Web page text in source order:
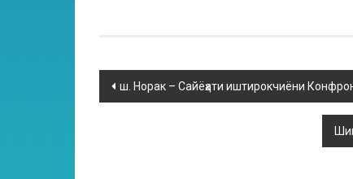
ш. Норак – Сайёҳати иштирокчиёни